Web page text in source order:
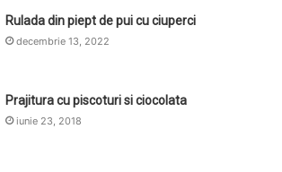
Rulada din piept de pui cu ciuperci
decembrie 13, 2022
Prajitura cu piscoturi si ciocolata
iunie 23, 2018